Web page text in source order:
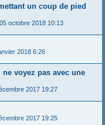
un coup de pied
octobre 2018 10:13
2018 6:26
voyez pas avec une
2017 19:27
2017 19:25